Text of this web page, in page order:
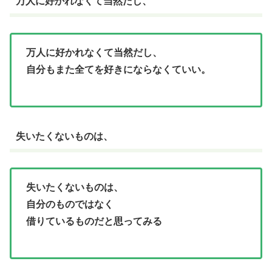
万人に好かれなくて当然だし、
自分もまた全てを好きにならなくていい。
失いたくないものは、
失いたくないものは、
自分のものではなく
借りているものだと思ってみる